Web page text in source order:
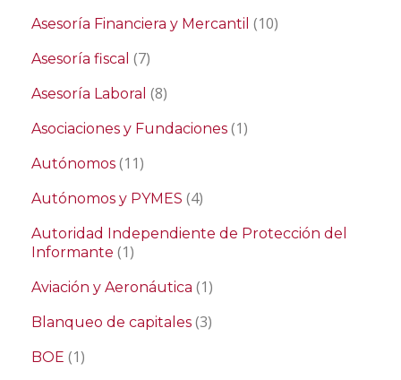
Asesoría Financiera y Mercantil (10)
Asesoría fiscal (7)
Asesoría Laboral (8)
Asociaciones y Fundaciones (1)
Autónomos (11)
Autónomos y PYMES (4)
Autoridad Independiente de Protección del
Informante (1)
Aviación y Aeronáutica (1)
Blanqueo de capitales (3)
BOE (1)